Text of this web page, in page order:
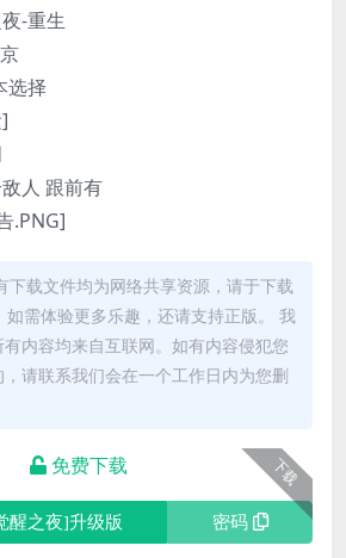
-重生
选择
人 跟前有
.PNG]
下载文件均为网络共享资源，请于下载
如需体验更多乐趣，还请支持正版。 我
内容均来自互联网。如有内容侵犯您
请联系我们会在一个工作日内为您删
下载
免费下载
醒之夜]升级版 密码